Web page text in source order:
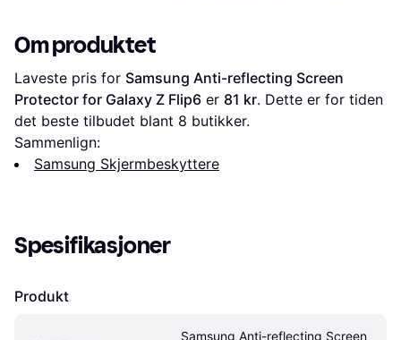
Om produktet
Laveste pris for Samsung Anti-reflecting Screen
Protector for Galaxy Z Flip6 er 81 kr. Dette er for tiden
det beste tilbudet blant 8 butikker.
Sammenlign:
Samsung Skjermbeskyttere
Spesifikasjoner
Produkt
Samsung Anti-reflecting Screen